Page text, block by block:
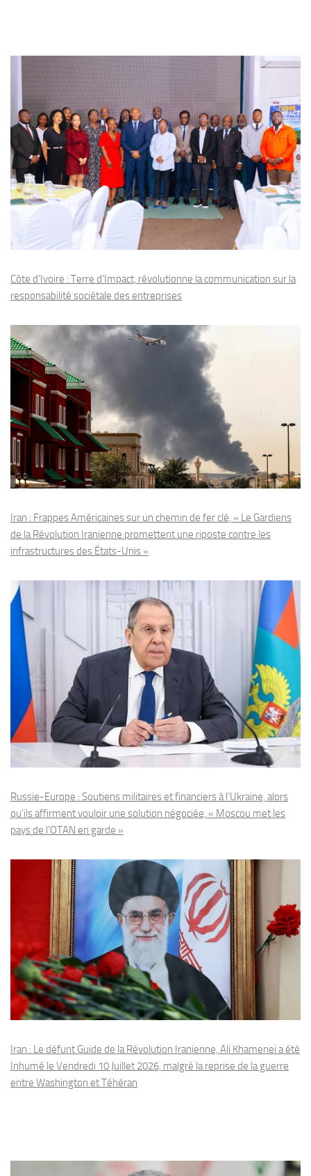
Côte d’Ivoire : Terre d’Impact, révolutionne la communication sur la
responsabilité sociétale des entreprises
Iran : Frappes Américaines sur un chemin de fer clé, « Le Gardiens
de la Révolution Iranienne promettent une riposte contre les
infrastructures des États-Unis »
Russie-Europe : Soutiens militaires et financiers à l’Ukraine, alors
qu’ils affirment vouloir une solution négociée, « Moscou met les
pays de l’OTAN en garde »
Iran : Le défunt Guide de la Révolution Iranienne, Ali Khamenei a été
Inhumé le Vendredi 10 Juillet 2026, malgré la reprise de la guerre
entre Washington et Téhéran